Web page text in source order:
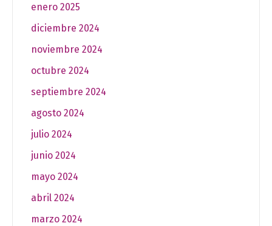
enero 2025
diciembre 2024
noviembre 2024
octubre 2024
septiembre 2024
agosto 2024
julio 2024
junio 2024
mayo 2024
abril 2024
marzo 2024